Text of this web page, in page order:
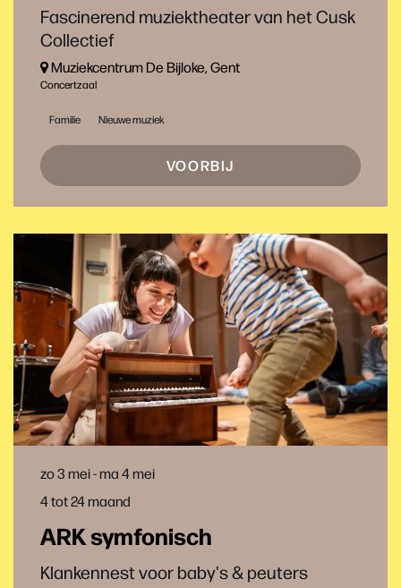
Fascinerend muziektheater van het Cusk
Collectief
Muziekcentrum De Bijloke, Gent
Concertzaal
Familie Nieuwe muziek
VOORBIJ
ARK symfonisch
Klankennest voor baby's & peuters
4 tot 24 maand
zo 3 mei-ma 4 mei